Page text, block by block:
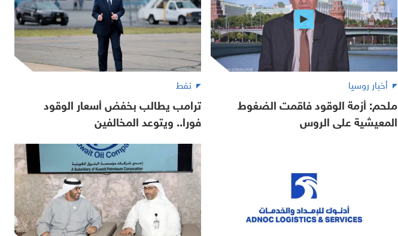
أخبار روسيا
ملحم: أزمة الوقود فاقمت الضغوط
المعيشية على الروس
نفط
ترامب يطالب بخفض أسعار الوقود
فورا.. ويتوعد المخالفين